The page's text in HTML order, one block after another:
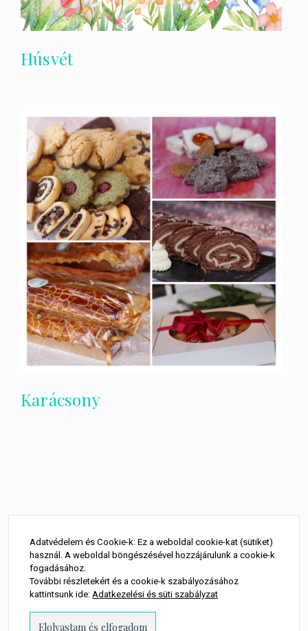
Húsvét
Karácsony
Adatvédelem és Cookie-k: Ez a weboldal cookie-kat (sütiket)
használ. A weboldal böngészésével hozzájárulunk a cookie-k
fogadásához.
További részletekért és a cookie-k szabályozásához
kattintsunk ide:Adatkezelési és süti szabályzat